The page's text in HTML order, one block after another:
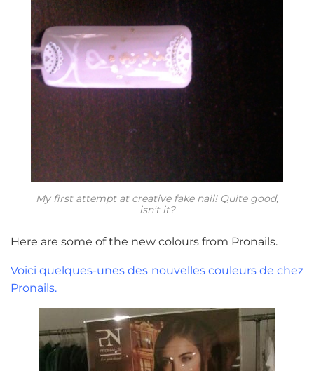
My first attempt at creative fake nail! Quite good,
isn't it?
Here are some of the new colours from Pronails.
Voici quelques-unes des nouvelles couleurs de chez
Pronails.